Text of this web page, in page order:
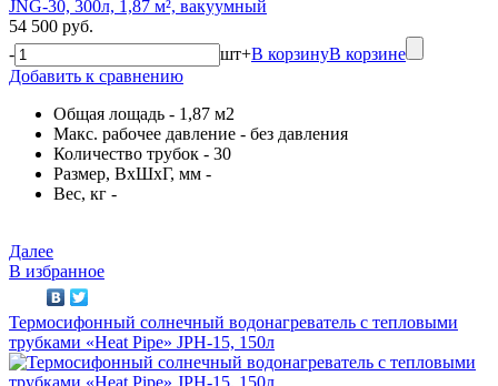
54 500 руб.
-
шт+В корзинуВ корзине
Добавить к сравнению
Общая лощадь - 1,87 м2
Макс. рабочее давление - без давления
Количество трубок - 30
Размер, ВхШхГ, мм -
Вес, кг -
Далее
В избранное
Термосифонный солнечный водонагреватель с тепловыми
трубками «Heat Pipe» JPH-15, 150л